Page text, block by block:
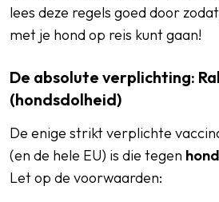
lees deze regels goed door
met je hond op reis kunt gaan!
De absolute verplichting:
(hondsdolheid)
De enige strikt verplichte
(en de hele EU) is die tegen
Let op de voorwaarden: